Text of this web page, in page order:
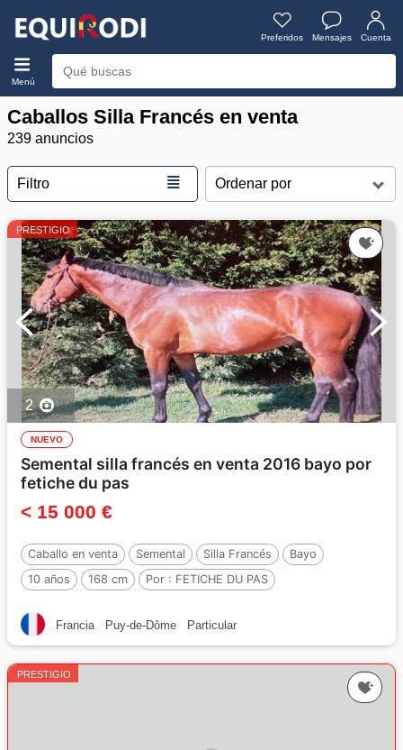
Preferidos Mensajes Cuenta
Menú
Caballos Silla Francés en venta
239 anuncios
Filtro ≣
PRESTIGIO
2
NUEVO
Semental silla francés en venta 2016 bayo por
fetiche du pas
< 15 000 €
Caballo en venta Semental Silla Francés
Bayo
10 años
168 cm Por : FETICHE DU PAS
Francia Puy-de-Dôme Particular
PRESTIGIO